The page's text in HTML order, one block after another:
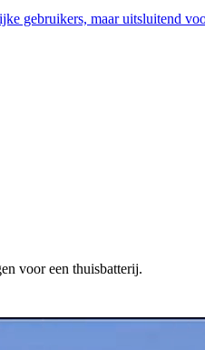
gebruikers, maar uitsluitend
voor een thuisbatterij.